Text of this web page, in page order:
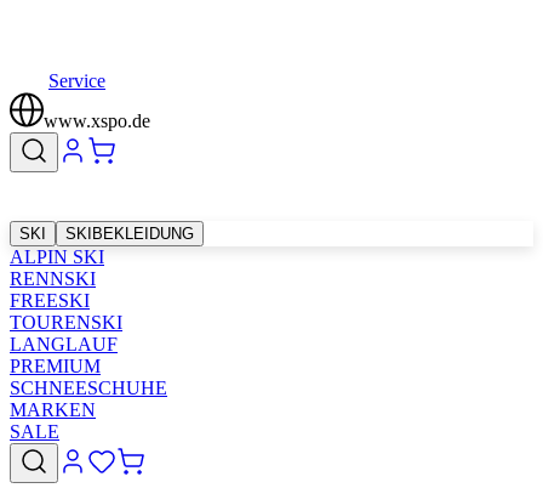
Service
www.xspo.de
SKI SKIBEKLEIDUNG
ALPIN SKI
RENNSKI
FREESKI
TOURENSKI
LANGLAUF
PREMIUM
SCHNEESCHUHE
MARKEN
SALE